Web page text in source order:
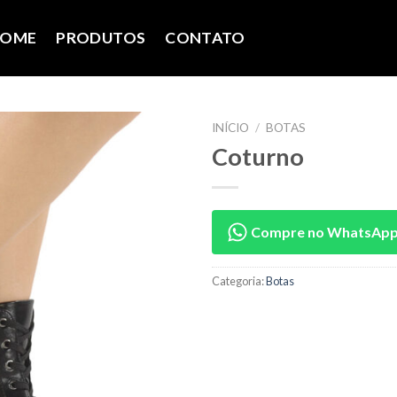
PRODUTOS CONTATO
INÍCIO / BOTAS
Coturno
Compre no
Categoria:Botas